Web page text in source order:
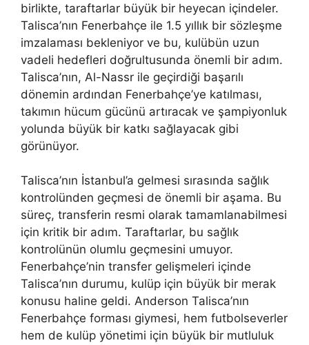
birlikte, taraftarlar büyük bir heyecan içindeler.
Talisca’nın Fenerbahçe ile 1.5 yıllık bir sözleşme
imzalaması bekleniyor ve bu, kulübün uzun
vadeli hedefleri doğrultusunda önemli bir adım.
Talisca’nın, Al-Nassr ile geçirdiği başarılı
dönemin ardından Fenerbahçe’ye katılması,
takımın hücum gücünü artıracak ve şampiyonluk
yolunda büyük bir katkı sağlayacak gibi
görünüyor.
Talisca’nın İstanbul’a gelmesi sırasında sağlık
kontrolünden geçmesi de önemli bir aşama. Bu
süreç, transferin resmi olarak tamamlanabilmesi
için kritik bir adım. Taraftarlar, bu sağlık
kontrolünün olumlu geçmesini umuyor.
Fenerbahçe’nin transfer gelişmeleri içinde
Talisca’nın durumu, kulüp için büyük bir merak
konusu haline geldi. Anderson Talisca’nın
Fenerbahçe forması giymesi, hem futbolseverler
hem de kulüp yönetimi için büyük bir mutluluk